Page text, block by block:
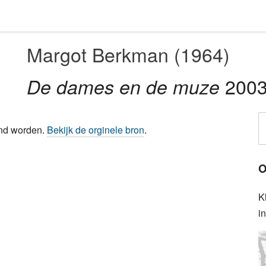
Margot Berkman (1964)
De dames en de muze
worden. Bekijk de orginele bron.